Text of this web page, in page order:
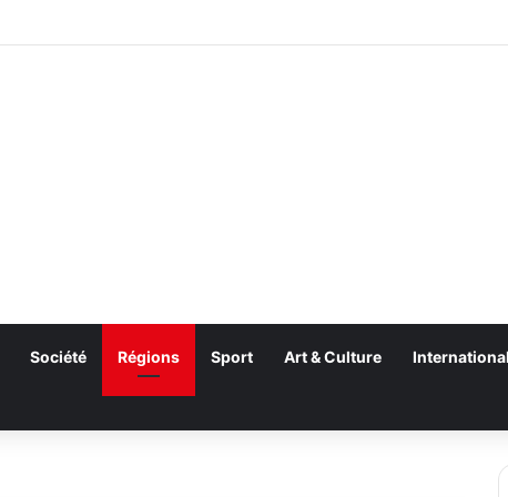
Société Régions Sport Art & Culture International